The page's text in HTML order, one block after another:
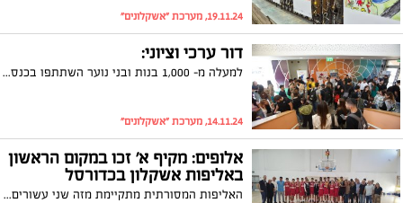
19.11.24, מערכת "אשקלונים"
דור ערכי וציוני:
למעלה מ- 1,000 בנות ובני נוער השתתפו בכנס מכינות ושנות שירות של עיריית אשקלון
14.11.24, מערכת "אשקלונים"
אלופים: מקיף א׳ זכו במקום הראשון
באליפות אשקלון בכדורסל
האליפות המסורתית מתקיימת מזה שני עשורים לזכרו של החייל אלעד ולנשטיין ז״ל שנהרג בעת מילוי בתפקידו בשנת 2000